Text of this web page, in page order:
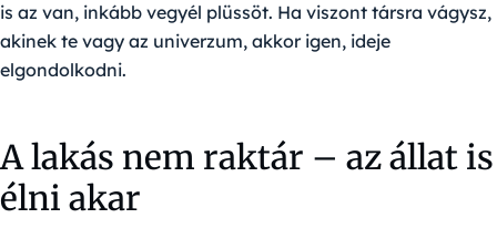
is az van, inkább vegyél plüssöt. Ha viszont társra vágysz,
akinek te vagy az univerzum, akkor igen, ideje
elgondolkodni.
A lakás nem raktár – az állat is
élni akar